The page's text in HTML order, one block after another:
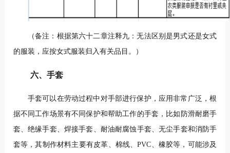
（备注：根据第六十二章注释九：无法区别是男式还是女式
的服装，应按女式服装归入有关品目。）
六、手套
手套可以在劳动过程中对手部进行保护，应用非常广泛，根
据不同工作场景有不同保护和帮助工作的手套，比如防滑耐磨手
套、绝缘手套、焊接手套、耐油耐腐蚀手套、无尘手套和消防手
套等，其制作材料主要有皮革、棉线、PVC、橡胶等，可能涉及